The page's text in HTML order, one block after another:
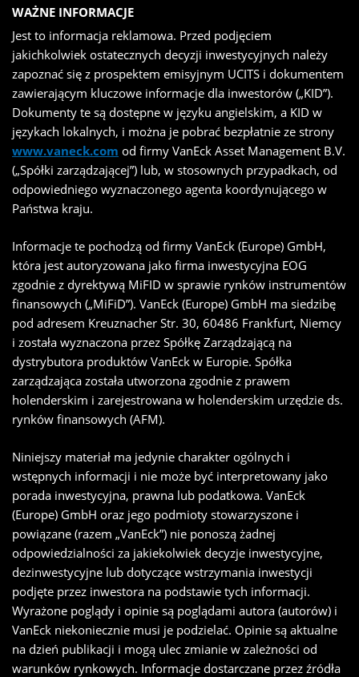
WAŻNE INFORMACJE
Jest to informacja reklamowa. Przed podjęciem
jakichkolwiek ostatecznych decyzji inwestycyjnych należy
zapoznać się z prospektem emisyjnym UCITS i dokumentem
zawierającym kluczowe informacje dla inwestorów („KID”).
Dokumenty te są dostępne w języku angielskim, a KID w
językach lokalnych, i można je pobrać bezpłatnie ze strony
www.vaneck.com od firmy VanEck Asset Management B.V.
(„Spółki zarządzającej”) lub, w stosownych przypadkach, od
odpowiedniego wyznaczonego agenta koordynującego w
Państwa kraju.
Informacje te pochodzą od firmy VanEck (Europe) GmbH,
która jest autoryzowana jako firma inwestycyjna EOG
zgodnie z dyrektywą MiFID w sprawie rynków instrumentów
finansowych („MiFiD”). VanEck (Europe) GmbH ma siedzibę
pod adresem Kreuznacher Str. 30, 60486 Frankfurt, Niemcy
i została wyznaczona przez Spółkę Zarządzającą na
dystrybutora produktów VanEck w Europie. Spółka
zarządzająca została utworzona zgodnie z prawem
holenderskim i zarejestrowana w holenderskim urzędzie ds.
rynków finansowych (AFM).
Niniejszy materiał ma jedynie charakter ogólnych i
wstępnych informacji i nie może być interpretowany jako
porada inwestycyjna, prawna lub podatkowa. VanEck
(Europe) GmbH oraz jego podmioty stowarzyszone i
powiązane (razem „VanEck”) nie ponoszą żadnej
odpowiedzialności za jakiekolwiek decyzje inwestycyjne,
dezinwestycyjne lub dotyczące wstrzymania inwestycji
podjęte przez inwestora na podstawie tych informacji.
Wyrażone poglądy i opinie są poglądami autora (autorów) i
VanEck niekoniecznie musi je podzielać. Opinie są aktualne
na dzień publikacji i mogą ulec zmianie w zależności od
warunków rynkowych. Informacje dostarczane przez źródła